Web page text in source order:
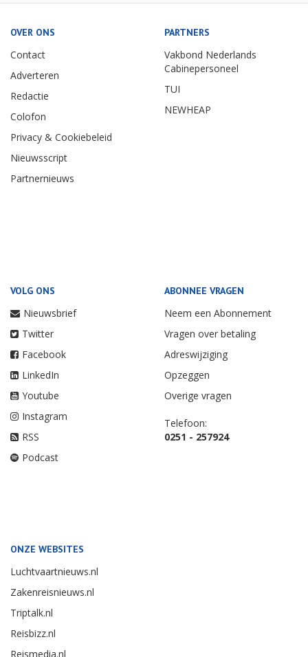
OVER ONS
Contact
Adverteren
Redactie
Colofon
Privacy & Cookiebeleid
Nieuwsscript
Partnernieuws
PARTNERS
Vakbond Nederlands
Cabinepersoneel
TUI
NEWHEAP
VOLG ONS
Nieuwsbrief
Twitter
Facebook
LinkedIn
Youtube
Instagram
RSS
Podcast
ABONNEE VRAGEN
Neem een Abonnement
Vragen over betaling
Adreswijziging
Opzeggen
Overige vragen
Telefoon:
0251 - 257924
ONZE WEBSITES
Luchtvaartnieuws.nl
Zakenreisnieuws.nl
Triptalk.nl
Reisbizz.nl
Reismedia.nl